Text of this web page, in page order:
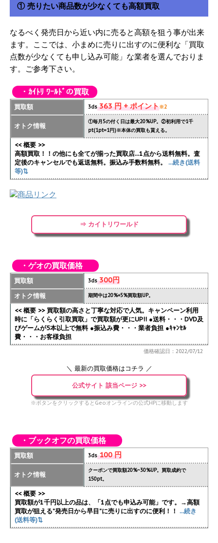
① 売りたい商品数が少なくても高額買取
なるべく発売日から近い内に売ると高額を狙う事が出来
ます。ここでは、小まめに売りに出すのに便利な「買取
点数が少なくても申し込み可能」な業者を選んでおりま
す。ご参考下さい。
・ｶｲﾄﾘ ﾜｰﾙﾄﾞの買取
買取額 3ds363 円 + ポイント※2
オトク情報
①毎月5の付く日は最大20%UP。②初利用で1千
pt(1pt=1円)※本体の買取も貰える。
<< 概要 >>
高額買取！！の他にも全てが揃った買取店...1点から送料無料。査
定後のキャンセルでも返送無料。振込み手数料無料。
...続き(送料
等)⇅
⇒ カイトリワールド
・ゲオの買取価格
買取額 3ds300円
オトク情報 期間中は20%+5%買取額UP。
<< 概要 >> 買取額の高さと丁寧な対応で人気。キャンペーン利用
時に「らくらく引取買取」で買取額が更にUP!! ●送料・・・DVD及
びゲームが5本以上で無料 ●振込み費・・・業者負担 ●ｷｬﾝｾﾙ
費・・・お客様負担
価格確認日：2022/07/12
＼ 最新の買取価格はコチラ ／
公式サイト 該当ページ >>
※ボタンをクリックするとGeoオンラインの公式HPに移動します
・ブックオフの買取価格
買取額 3ds100 円
オトク情報
クーポンで買取額20%~30%UP。買取成約で
150pt。
<< 概要 >>
買取額が1千円以上の品は、「1点でも申込み可能」です。→高額
買取が狙える”発売日から早目”に売りに出すのに便利！！ ...続き
(送料等)⇅